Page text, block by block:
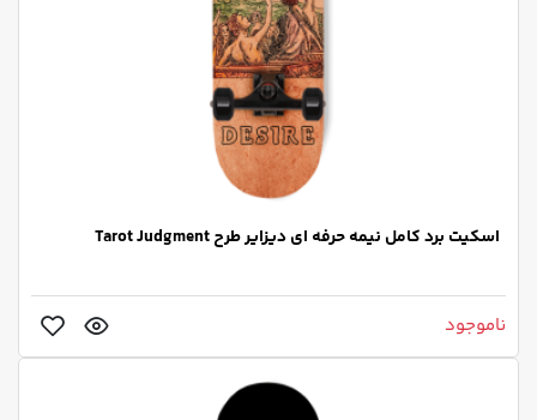
اسکیت برد کامل نیمه حرفه ای دیزایر طرح Tarot Judgment
ناموجود